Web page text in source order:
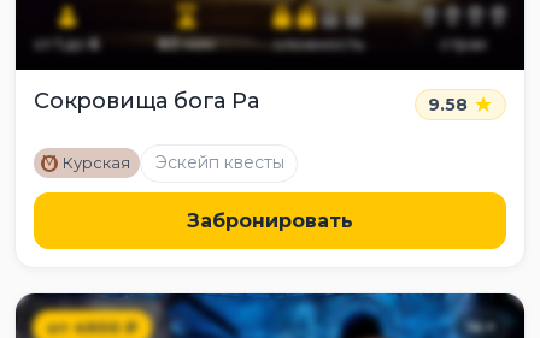
от 1до6 60мин сложность страх
Сокровища бога Ра 9.58
M Курская Эскейп квесты
Забронировать
от4900₽ 14+